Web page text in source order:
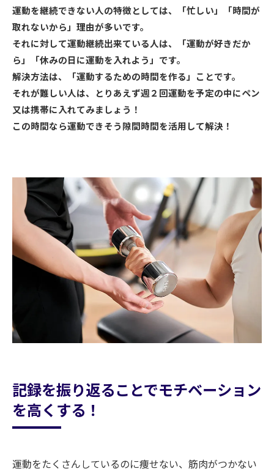
に歯磨きをしなければ口の中が気持ち悪いから
歯磨きをする。運動をしなければ気持ち悪い、
やったら気持ちがいいと思うと続ける！是非歯
磨き化を目指して頑張りましょう！
運動する内容を一つに絞っていないでしょう
か？ウォーミングアップ➡スクワット➡ランニ
ング➡クールダウン例えば、今日は30分しか運
30分以上はいるでしょう。では、10分で出来る
トレーニングを作るなど、臨機応変に運動プラ
ンを作成するといいでしょう！
運動したいけど、どんな運動をしたらいいの？
と思った方はいないでしょうか。答えは「継続
できること」です！人によっては筋トレは苦手
でもランニング、ジョギングは出来る！など他
には水泳、バスケ、バレーなど球技でもいいで
す。「やって楽しい運動」「続けれる運動」を
選択をしましょう！まず習慣化させるには「2週
運動を始めてみましょう！
野田翔太
運動を継続できない人の特徴としては、「忙しい」「時間が
取れないから」理由が多いです。
それに対して運動継続出来ている人は、「運動が好きだか
ら」「休みの日に運動を入れよう」です。
解決方法は、「運動するための時間を作る」ことです。
それが難しい人は、とりあえず週２回運動を予定の中にペン
又は携帯に入れてみましょう！
この時間なら運動できそう隙間時間を活用して解決！
記録を振り返ることでモチベーション
を高くする！
運動をたくさんしているのに痩せない、筋肉がつかない